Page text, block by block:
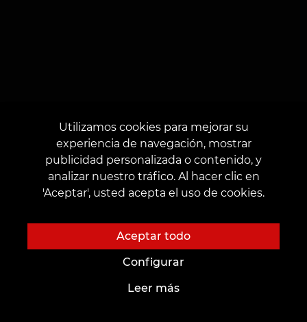
¿Te gustó el artículo?
Por favor, valora.
Calidad del trabajo
Utilizamos cookies para mejorar su
experiencia de navegación, mostrar
publicidad personalizada o contenido, y
analizar nuestro tráfico. Al hacer clic en
'Aceptar', usted acepta el uso de cookies.
Aceptar todo
Configurar
Leer más